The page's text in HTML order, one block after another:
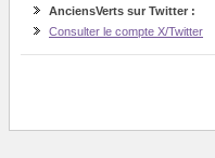
AnciensVerts sur Twitter :
Consulter le compte X/Twitter